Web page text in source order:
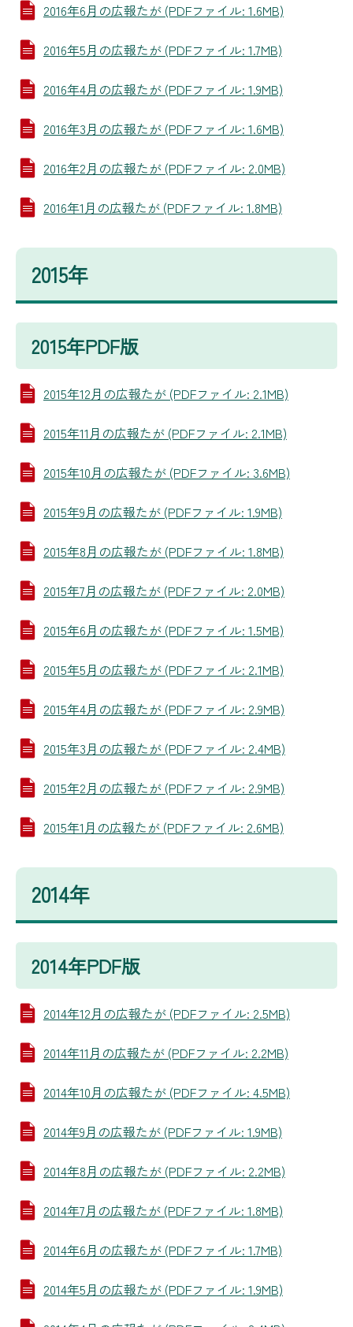
2016年6月の広報たが (PDFファイル: 1.6MB)
2016年5月の広報たが (PDFファイル: 1.7MB)
2016年4月の広報たが (PDFファイル: 1.9MB)
2016年3月の広報たが (PDFファイル: 1.6MB)
2016年2月の広報たが (PDFファイル: 2.0MB)
2016年1月の広報たが (PDFファイル: 1.8MB)
2015年
2015年PDF版
2015年12月の広報たが (PDFファイル: 2.1MB)
2015年11月の広報たが (PDFファイル: 2.1MB)
2015年10月の広報たが (PDFファイル: 3.6MB)
2015年9月の広報たが (PDFファイル: 1.9MB)
2015年8月の広報たが (PDFファイル: 1.8MB)
2015年7月の広報たが (PDFファイル: 2.0MB)
2015年6月の広報たが (PDFファイル: 1.5MB)
2015年5月の広報たが (PDFファイル: 2.1MB)
2015年4月の広報たが (PDFファイル: 2.9MB)
2015年3月の広報たが (PDFファイル: 2.4MB)
2015年2月の広報たが (PDFファイル: 2.9MB)
2015年1月の広報たが (PDFファイル: 2.6MB)
2014年
2014年PDF版
2014年12月の広報たが (PDFファイル: 2.5MB)
2014年11月の広報たが (PDFファイル: 2.2MB)
2014年10月の広報たが (PDFファイル: 4.5MB)
2014年9月の広報たが (PDFファイル: 1.9MB)
2014年8月の広報たが (PDFファイル: 2.2MB)
2014年7月の広報たが (PDFファイル: 1.8MB)
2014年6月の広報たが (PDFファイル: 1.7MB)
2014年5月の広報たが (PDFファイル: 1.9MB)